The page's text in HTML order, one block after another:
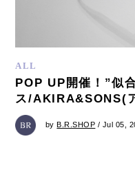
ALL
POP UP開催！”似
ス/AKIRA&SONS(
byB.R.SHOP / Jul 05,